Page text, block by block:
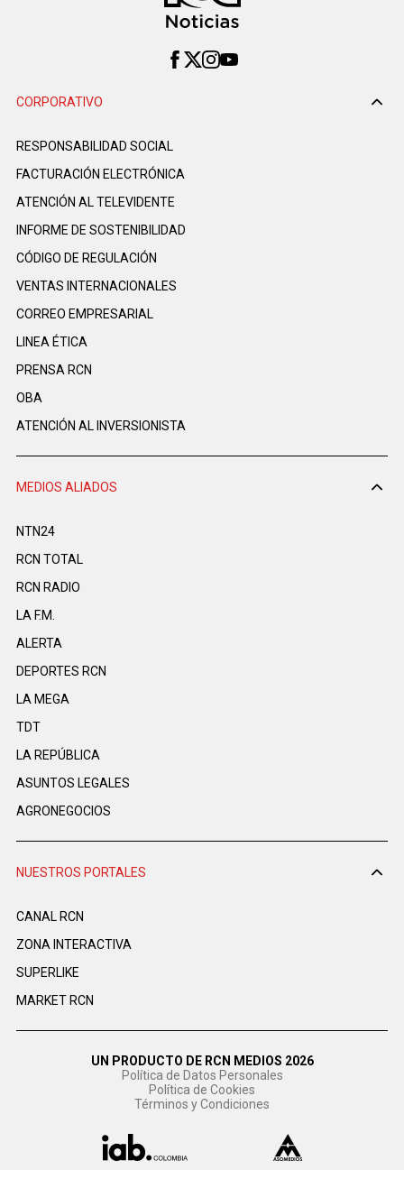
CORPORATIVO
RESPONSABILIDAD SOCIAL
FACTURACIÓN ELECTRÓNICA
ATENCIÓN AL TELEVIDENTE
INFORME DE SOSTENIBILIDAD
CÓDIGO DE REGULACIÓN
VENTAS INTERNACIONALES
CORREO EMPRESARIAL
LINEA ÉTICA
PRENSA RCN
OBA
ATENCIÓN AL INVERSIONISTA
MEDIOS ALIADOS
NTN24
RCN TOTAL
RCN RADIO
LA F.M.
ALERTA
DEPORTES RCN
LA MEGA
TDT
LA REPÚBLICA
ASUNTOS LEGALES
AGRONEGOCIOS
NUESTROS PORTALES
CANAL RCN
ZONA INTERACTIVA
SUPERLIKE
MARKET RCN
UN PRODUCTO DE RCN MEDIOS 2026
Política de Datos Personales
Política de Cookies
Términos y Condiciones